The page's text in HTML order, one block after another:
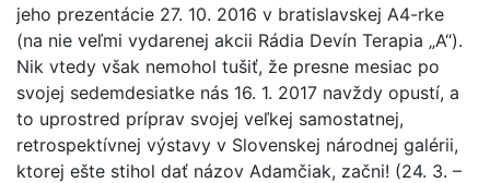
jeho prezentácie 27. 10. 2016 v bratislavskej A4-rke
(na nie veľmi vydarenej akcii Rádia Devín Terapia „A“).
Nik vtedy však nemohol tušiť, že presne mesiac po
svojej sedemdesiatke nás 16. 1. 2017 navždy opustí, a
to uprostred príprav svojej veľkej samostatnej,
retrospektívnej výstavy v Slovenskej národnej galérii,
ktorej ešte stihol dať názov Adamčiak, začni! (24. 3. –